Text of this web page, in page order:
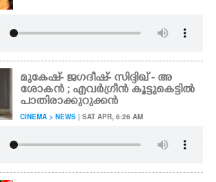
മുകേഷ്- ജഗദീഷ്- സിദ്ദിഖ് - അ
ശോകൻ ; എവർഗ്രീൻ കൂട്ടുകെട്ടിൽ
പാതിരാക്കുറുക്കൻ
CINEMA > NEWS | SAT APR, 6:26 AM